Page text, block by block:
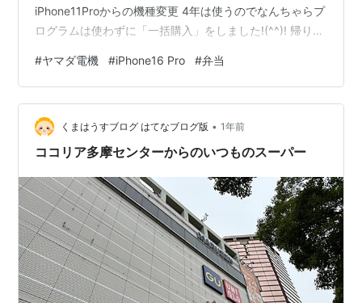
iPhone11Proからの機種変更 4年は使うのでなんちゃらプ
ログラムは使わずに「一括購入」をしました!(^^)! 帰りは
像で(*^。^*)
#ヤマダ電機 #iPhone16 Pro #弁当
くまはうすブログ はてなブログ版 • 1年前
ココリア多摩センターからのいつものスーパー